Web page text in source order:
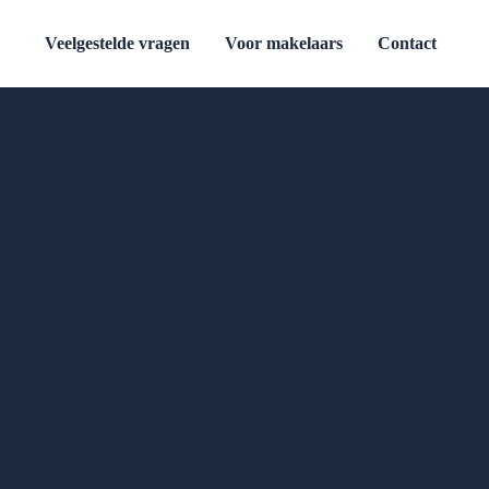
Veelgestelde vragen Voor makelaars Contact